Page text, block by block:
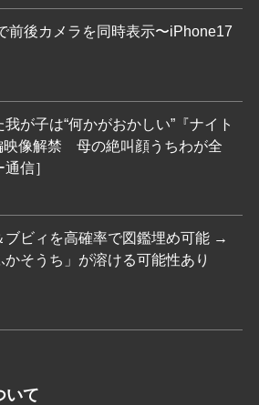
前後カメラを同時表示〜iPhone17
が子は“何かがおかしい”『ナイト
映像解禁 母の絶叫顔うちわが全
信］
ブビィを高確率で図鑑埋め可能 →
そうち」が溶ける可能性あり
いて